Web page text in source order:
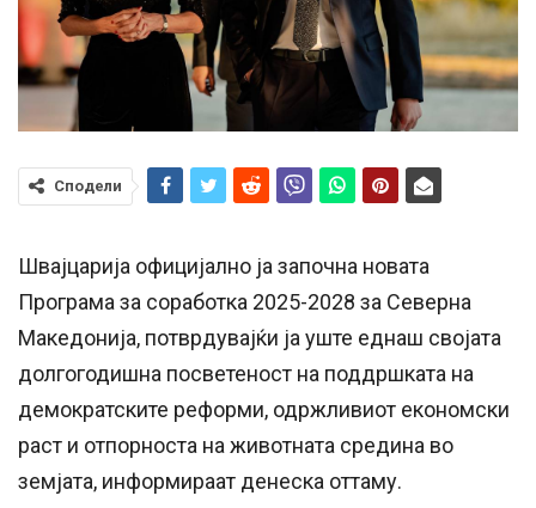
Сподели
Швајцарија официјално ја започна новата
Програма за соработка 2025-2028 за Северна
Македонија, потврдувајќи ја уште еднаш својата
долгогодишна посветеност на поддршката на
демократските реформи, одржливиот економски
раст и отпорноста на животната средина во
земјата, информираат денеска оттаму.